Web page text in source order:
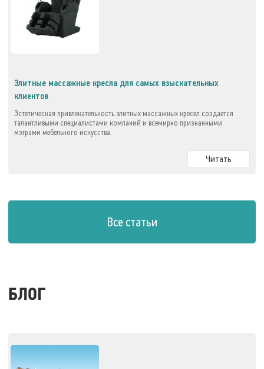
Элитные массажные кресла для самых взыскательных
клиентов
Эстетическая привлекательность элитных массажных кресел создается
талантливыми специалистами компаний и всемирно признанными
мэтрами мебельного искусства.
Читать
Все статьи
БЛОГ